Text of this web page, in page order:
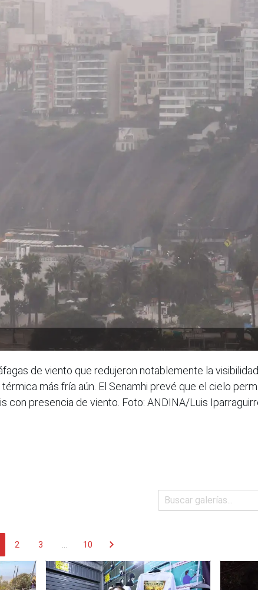
de viento que redujeron notablemente la
más fría aún. El Senamhi prevé que el cielo
con presencia de viento. Foto: ANDINA/Luis
2 3 10 chevron_right